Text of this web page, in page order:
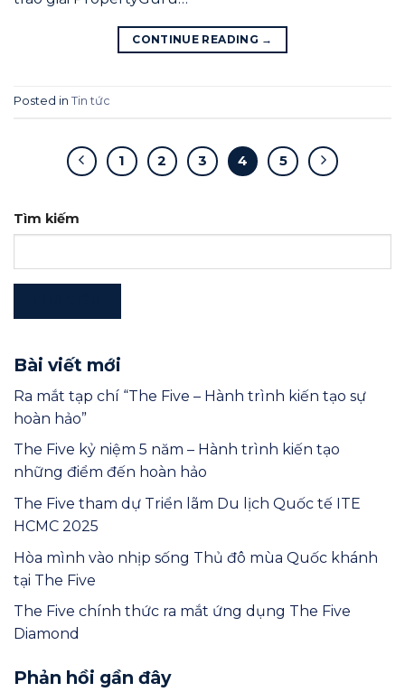
CONTINUE READING →
Posted in Tin tức
1 2 3 4 5
Tìm kiếm
Bài viết mới
Ra mắt tạp chí “The Five – Hành trình kiến tạo sự
hoàn hảo”
The Five kỷ niệm 5 năm – Hành trình kiến tạo
những điểm đến hoàn hảo
The Five tham dự Triển lãm Du lịch Quốc tế ITE
HCMC 2025
Hòa mình vào nhịp sống Thủ đô mùa Quốc khánh
tại The Five
The Five chính thức ra mắt ứng dụng The Five
Diamond
Phản hồi gần đây